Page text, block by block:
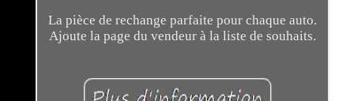
La pièce de rechange parfaite pour chaque auto.
Ajoute la page du vendeur à la liste de souhaits.